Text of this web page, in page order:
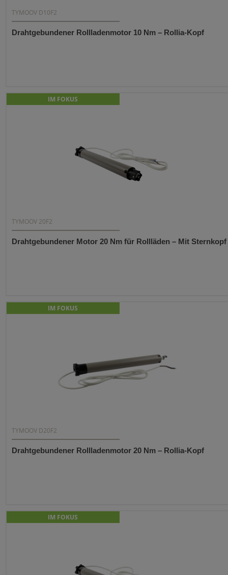
TYMOOV D10F2
Drahtgebundener Rollladenmotor 10 Nm – Rollia-Kopf
IM FOKUS
TYMOOV 20F2
Drahtgebundener Motor 20 Nm für Rollläden – Mit Sternkopf
IM FOKUS
TYMOOV D20F2
Drahtgebundener Rollladenmotor 20 Nm – Rollia-Kopf
IM FOKUS